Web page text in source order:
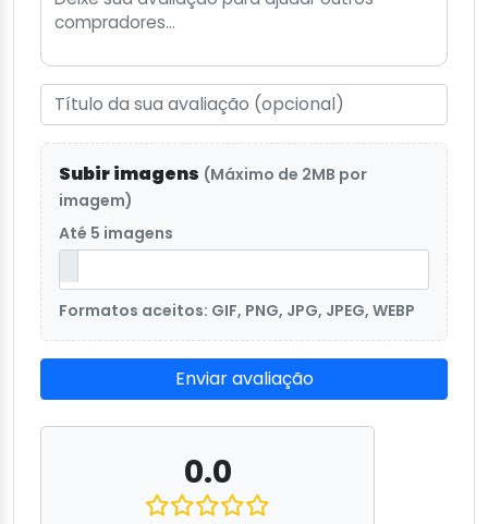
Subir imagens (Máximo de 2MB por
imagem)
Até 5 imagens
Formatos aceitos: GIF, PNG, JPG, JPEG, WEBP
Enviar avaliação
0.0